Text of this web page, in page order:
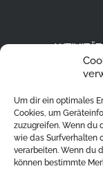
Um dir ein optimales
Cookies, um
zuzugreifen. Wenn du
wie das Surfverhalten
verarbeiten. Wenn du
können bestimmte
AKTIVITÄT
Ski Alpin
Eislaufen
Ski Tour